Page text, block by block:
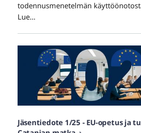
todennusmenetelmän
Lue…
Jäsentiedote 1/25 - EU-opetus ja